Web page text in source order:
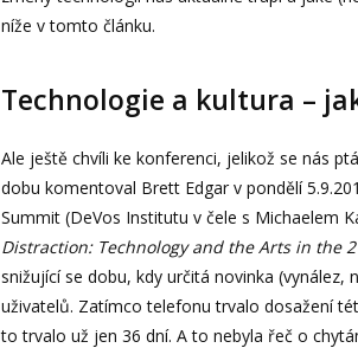
níže v tomto článku.
Technologie a kultura –
Ale ještě chvíli ke konferenci, jelikož se nás
dobu komentoval Brett Edgar v pondělí
Summit (DeVos Institutu v čele s Michaelem
Distraction: Technology and the Arts in the
snižující se dobu, kdy určitá novinka
uživatelů. Zatímco telefonu trvalo dosažení
to trvalo už jen 36 dní. A to nebyla řeč o